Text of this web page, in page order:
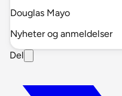
Douglas Mayo
Nyheter og anmeldelser
Del